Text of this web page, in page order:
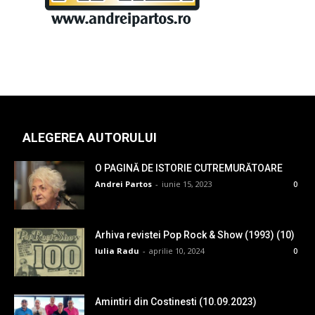
ALEGEREA AUTORULUI
O PAGINĂ DE ISTORIE CUTREMURĂTOARE
Andrei Partos - iunie 15, 2023 0
Arhiva revistei Pop Rock & Show (1993) (10)
Iulia Radu - aprilie 10, 2024 0
Amintiri din Costinesti (10.09.2023)